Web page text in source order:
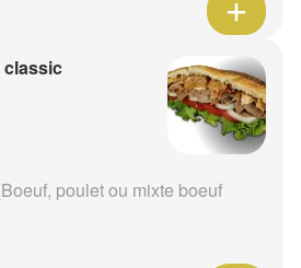
classic
poulet ou mixte boeuf